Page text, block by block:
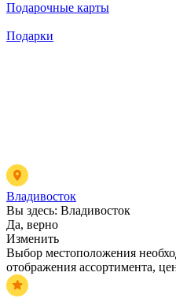
Подарочные карты
Подарки
Владивосток
Вы здесь: Владивосток
Да, верно
Изменить
Выбор местоположения
отображения ассортимента,